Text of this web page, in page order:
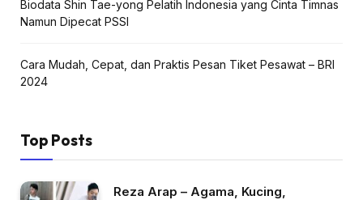
Biodata Shin Tae-yong Pelatih Indonesia yang Cinta Timnas
Namun Dipecat PSSI
Cara Mudah, Cepat, dan Praktis Pesan Tiket Pesawat – BRI
2024
Top Posts
Reza Arap – Agama, Kucing,